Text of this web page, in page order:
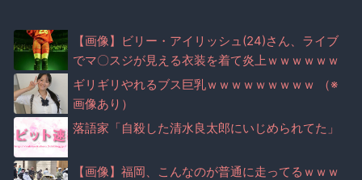
【画像】ビリー・アイリッシュ(24)さん、ライブ
でマ〇スジが見える衣装を着て炎上ｗｗｗｗｗｗ
ｗｗｗｗ
ギリギリやれるブス巨乳ｗｗｗｗｗｗｗｗｗ （※
画像あり）
落語家「自殺した清水良太郎にいじめられてた」
【画像】福岡、こんなのが普通に走ってるｗｗｗ